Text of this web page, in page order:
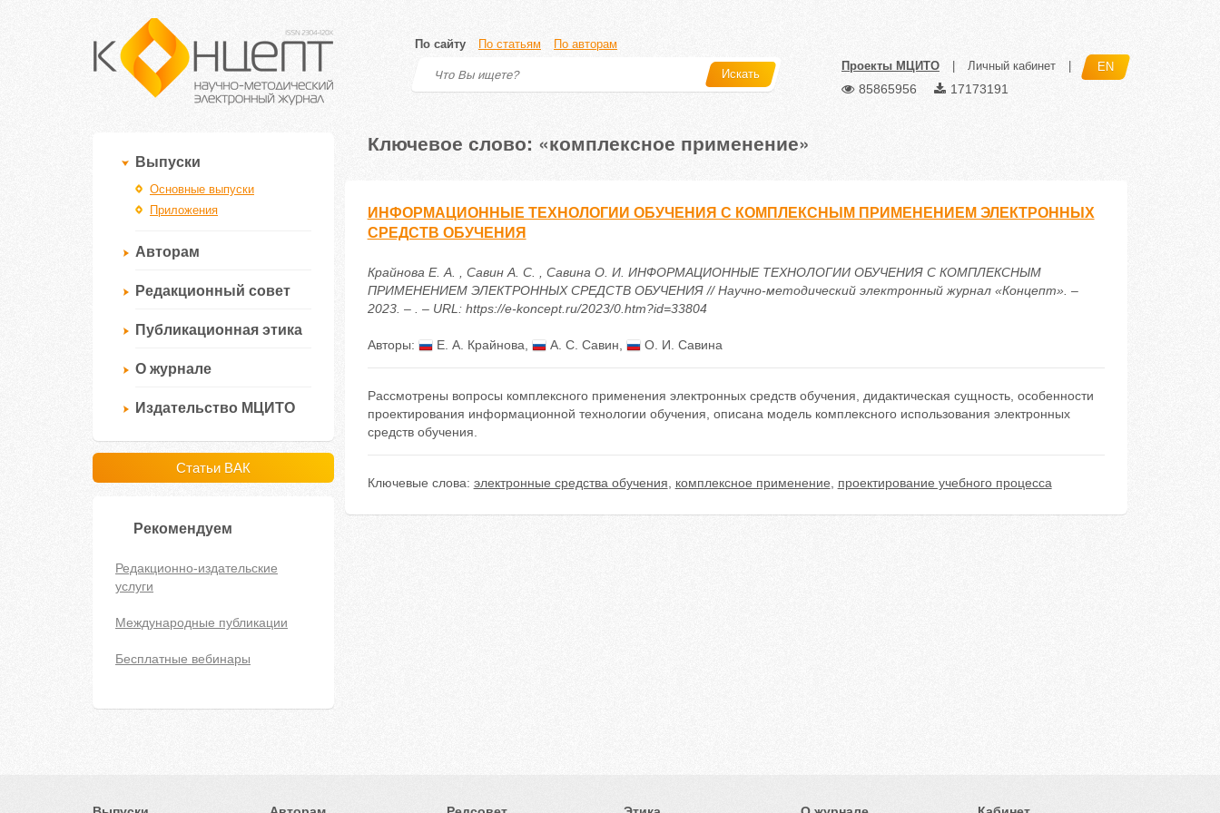
По сайту По статьям По авторам
Искать
Проекты МЦИТО Личный кабинет EN
85865956 17173191
Выпуски
Основные выпуски
Приложения
Авторам
Редакционный совет
Публикационная этика
О журнале
Издательство МЦИТО
Статьи ВАК
Рекомендуем
Редакционно-издательские
услуги
Международные публикации
Бесплатные вебинары
Ключевое слово: «комплексное применение»
ИНФОРМАЦИОННЫЕ ТЕХНОЛОГИИ ОБУЧЕНИЯ С КОМПЛЕКСНЫМ ПРИМЕНЕНИЕМ ЭЛЕКТРОННЫХ
СРЕДСТВ ОБУЧЕНИЯ
Крайнова Е. А. , Савин А. С. , Савина О. И. ИНФОРМАЦИОННЫЕ ТЕХНОЛОГИИ ОБУЧЕНИЯ С КОМПЛЕКСНЫМ
ПРИМЕНЕНИЕМ ЭЛЕКТРОННЫХ СРЕДСТВ ОБУЧЕНИЯ // Научно-методический электронный журнал «Концепт». –
2023. – . – URL: https://e-koncept.ru/2023/0.htm?id=33804
Авторы: Е. А. Крайнова А. С. Савин О. И. Савина
Рассмотрены вопросы комплексного применения электронных средств обучения, дидактическая сущность, особенности
проектирования информационной технологии обучения, описана модель комплексного использования электронных
средств обучения.
Ключевые слова: электронные средства обучения комплексное применение проектирование учебного процесса